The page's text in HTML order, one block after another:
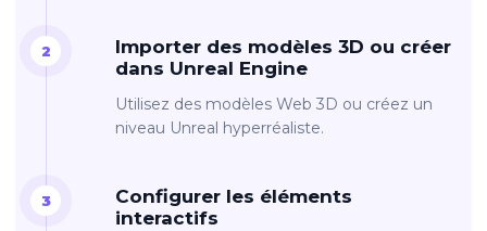
Importer des modèles 3D ou créer
dans Unreal Engine
Utilisez des modèles Web 3D ou créez un
niveau Unreal hyperréaliste.
Configurer les éléments
interactifs